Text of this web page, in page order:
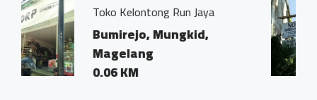
Run Jaya
Mungkid,
Kantor Notaris
Ivo Marius, SH"
Bumirejo,
Magelang